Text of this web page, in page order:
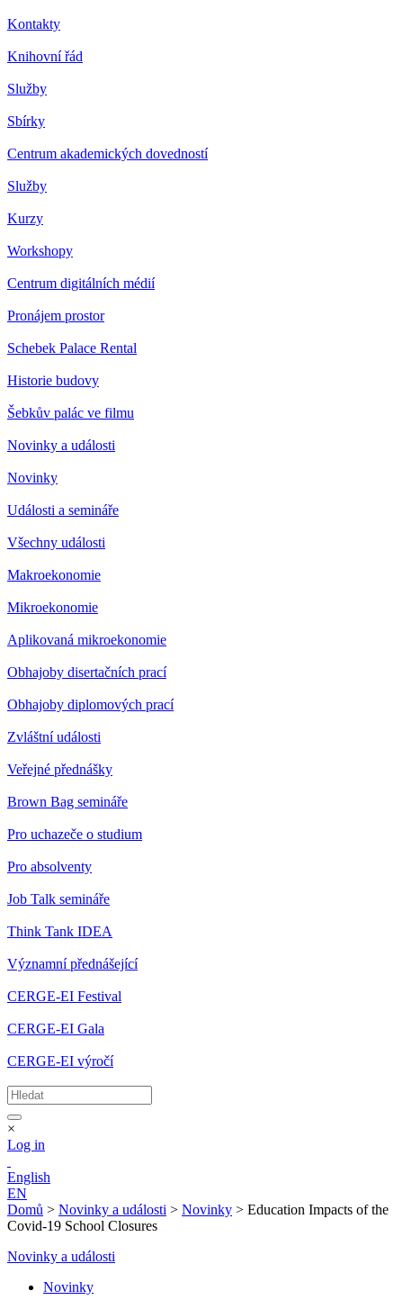
Kontakty
Knihovní řád
Služby
Sbírky
Centrum akademických dovedností
Služby
Kurzy
Workshopy
Centrum digitálních médií
Pronájem prostor
Schebek Palace Rental
Historie budovy
Šebkův palác ve filmu
Novinky a události
Novinky
Události a semináře
Všechny události
Makroekonomie
Mikroekonomie
Aplikovaná mikroekonomie
Obhajoby disertačních prací
Obhajoby diplomových prací
Zvláštní události
Veřejné přednášky
Brown Bag semináře
Pro uchazeče o studium
Pro absolventy
Job Talk semináře
Think Tank IDEA
Významní přednášející
CERGE-EI Festival
CERGE-EI Gala
CERGE-EI výročí
×
Log in
English
EN
Domů > Novinky a události > Novinky > Education Impacts of the
Covid-19 School Closures
Novinky a události
Novinky